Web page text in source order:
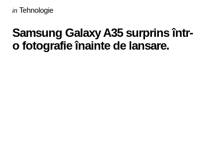
Categories
Posted
in Tehnologie
Samsung Galaxy A35 surprins într-
o fotografie înainte de lansare.